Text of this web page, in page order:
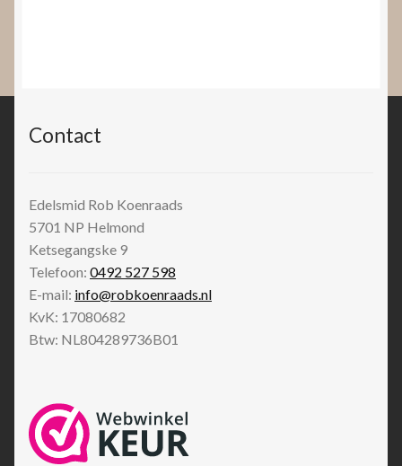
Contact
Edelsmid Rob Koenraads
5701 NP Helmond
Ketsegangske 9
Telefoon: 0492 527 598
E-mail: info@robkoenraads.nl
KvK: 17080682
Btw: NL804289736B01